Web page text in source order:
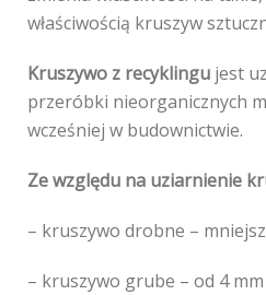
właściwością kruszyw
Kruszywo z recyklingu jest
przeróbki nieorganicznych
wcześniej w budownictwie.
Ze względu na uziarnienie
– kruszywo drobne –
– kruszywo grube – od 4